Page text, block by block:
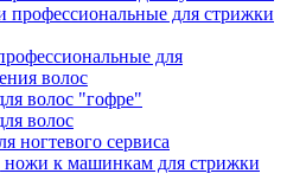
для стрижки
для
волос
волос "гофре"
волос
ногтевого сервиса
ножи к машинкам для стрижки